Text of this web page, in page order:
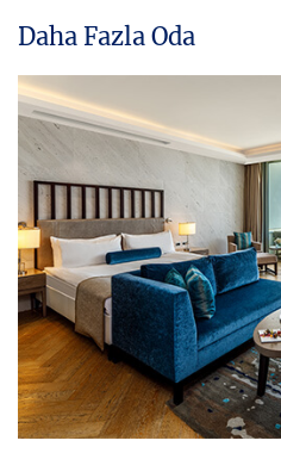
Daha Fazla Oda